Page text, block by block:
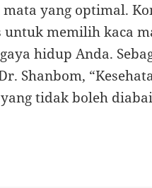
mata yang optimal.
memilih kaca
hidup Anda.
Shanbom,
tidak boleh